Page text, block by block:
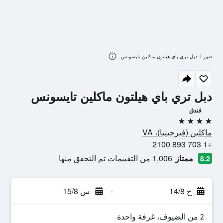
دبل تري باي هيلتون ماكلين تايسونس
فندق
4 نجوم
ماكلين (فيرجينيا)، VA
+1 703 893 2100
8.2 ممتاز 1,006 من التقييمات تم التحقق منها
ج 14/8 - س 15/8
2 من الضيوف، غرفة واحدة
صور لـ دبل تري باي هيلتون ماكلين تايسونس